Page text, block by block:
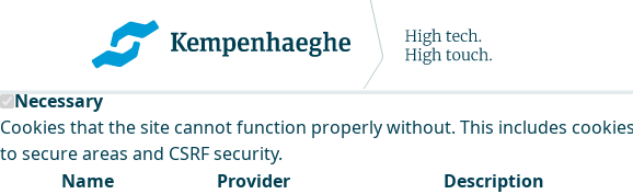
Kempenhaeghe uses cookies
This website uses cookies to analyse our traffic and improve our service.
Necessary
Cookies that the site cannot function properly without. This includes
to secure areas and CSRF security.
Name
Provider Description